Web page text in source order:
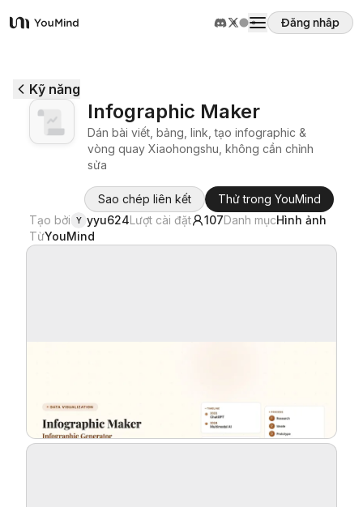
YouMind
Đăng nhập
Các trường hợp sử dụng
Lời nhắc
Cập nhật
Kỹ năng
Infographic Maker
Dán bài viết, bảng, link, tạo infographic &
vòng quay Xiaohongshu, không cần chỉnh
sửa
Sao chép liên kết
Thử trong YouMind
Tạo bởi
Y yyu624Lượt cài đặt 107Danh mụcHình ảnh
TừYouMind